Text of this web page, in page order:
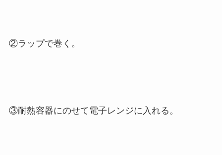
②ラップで巻く。
③耐熱容器にのせて電子レンジに入れる。